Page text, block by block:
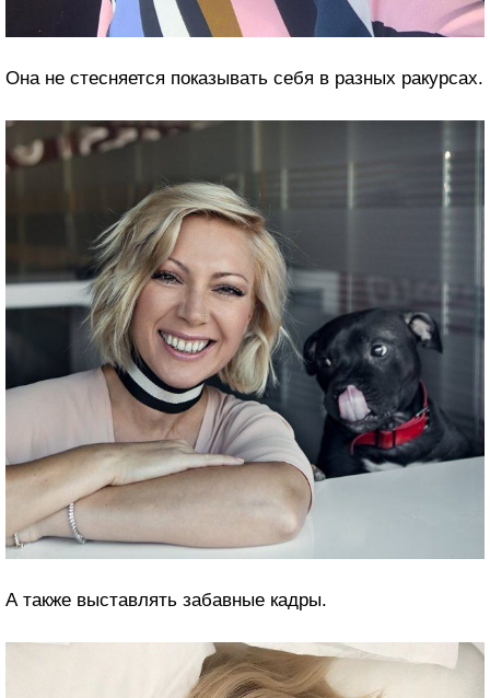
Она не стесняется показывать себя в разных ракурсах.
А также выставлять забавные кадры.